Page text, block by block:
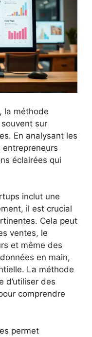
la méthode
sur
En analysant les
éclairées qui
inclut une
il est crucial
Cela peut
ventes, le
et même des
en main,
La méthode
d’utiliser des
comprendre
permet